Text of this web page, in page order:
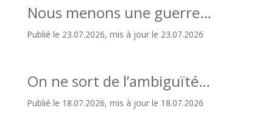
Nous menons une guerre…
Publié le 23.07.2026, mis à jour le 23.07.2026
On ne sort de l’ambiguïté…
Publié le 18.07.2026, mis à jour le 18.07.2026